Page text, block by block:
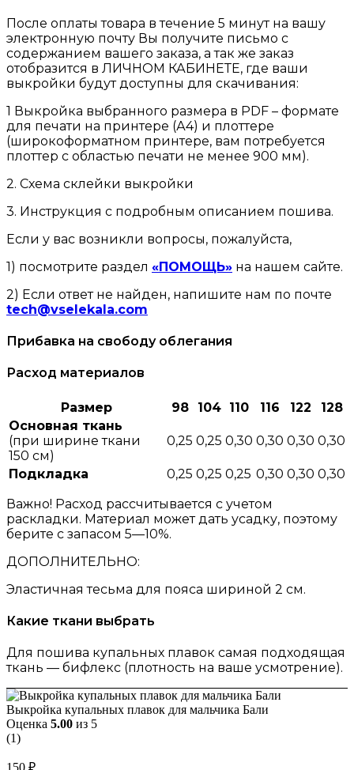
После оплаты товара в течение 5 минут на вашу
электронную почту Вы получите письмо с
содержанием вашего заказа, а так же заказ
отобразится в ЛИЧНОМ КАБИНЕТЕ, где ваши
выкройки будут доступны для скачивания:
1 Выкройка выбранного размера в PDF – формате
для печати на принтере (А4) и плоттере
(широкоформатном принтере, вам потребуется
плоттер с областью печати не менее 900 мм).
2. Схема склейки выкройки
3. Инструкция с подробным описанием пошива.
Если у вас возникли вопросы, пожалуйста,
1) посмотрите раздел «ПОМОЩЬ» на нашем сайте.
2) Если ответ не найден, напишите нам по почте
tech@vselekala.com
Прибавка на свободу облегания
Расход материалов
Размер 98 104 110 116 122
128
Основная ткань
(при ширине ткани
150 см)
0,25 0,25 0,30 0,30 0,30 0,30
Подкладка 0,25 0,25 0,25 0,30 0,30 0,30
Важно! Расход рассчитывается с учетом
раскладки. Материал может дать усадку, поэтому
берите с запасом 5—10%.
ДОПОЛНИТЕЛЬНО:
Эластичная тесьма для пояса шириной 2 см.
Какие ткани выбрать
Для пошива купальных плавок самая подходящая
ткань — бифлекс (плотность на ваше усмотрение).
Выкройка купальных плавок для мальчика Бали
Оценка 5.00 из 5
(1)
150 ₽